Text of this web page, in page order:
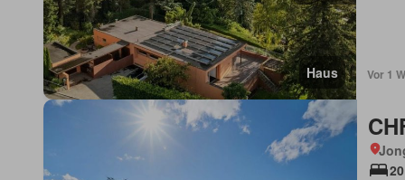
Haus Vor 1